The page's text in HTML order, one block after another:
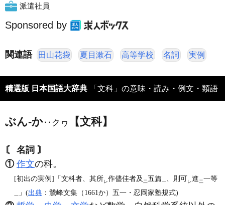
派遣社員
Sponsored by
関連語 田山花袋 夏目漱石 高等学校 名詞 実例
精選版 日本国語大辞典 「文科」の意味・読み・例文・類語
ぶん‐か‥クヮ 【文科】
〘 名詞 〙
① 作文の科。
[初出の実例]「文科者、其所レ作儘佳者及 二五篇一 、則可レ進 二一等
一 」(出典 ：鵞峰文集（1661か）五一・忍岡家塾規式)